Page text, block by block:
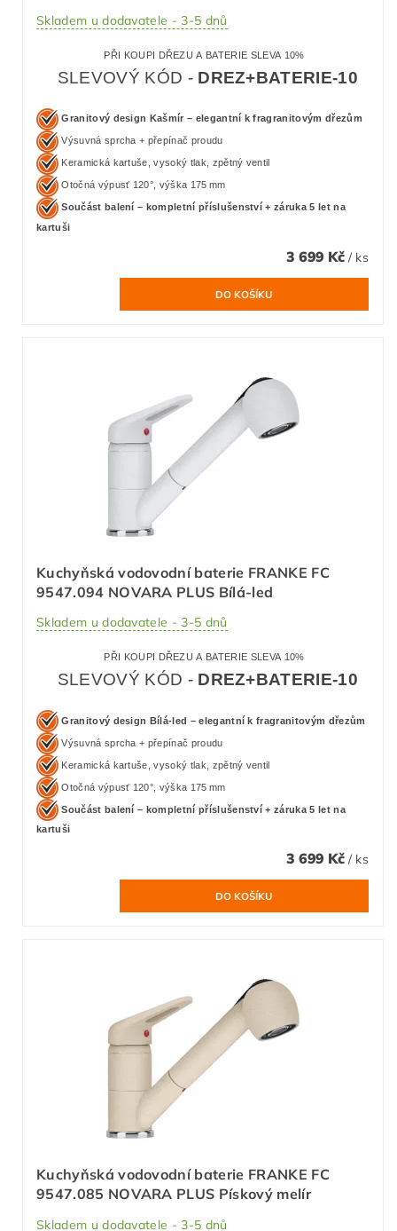
Skladem u dodavatele - 3-5 dnů
PŘI KOUPI DŘEZU A BATERIE SLEVA 10%
SLEVOVÝ KÓD - DREZ+BATERIE-10
Granitový design Kašmír – elegantní k fragranitovým dřezům
Výsuvná sprcha + přepínač proudu
Keramická kartuše, vysoký tlak, zpětný ventil
Otočná výpusť 120°, výška 175 mm
Součást balení – kompletní příslušenství + záruka 5 let na
kartuši
3 699 Kč / ks
Kuchyňská vodovodní baterie FRANKE FC
9547.094 NOVARA PLUS Bílá-led
Skladem u dodavatele - 3-5 dnů
PŘI KOUPI DŘEZU A BATERIE SLEVA 10%
SLEVOVÝ KÓD - DREZ+BATERIE-10
Granitový design Bílá-led – elegantní k fragranitovým dřezům
Výsuvná sprcha + přepínač proudu
Keramická kartuše, vysoký tlak, zpětný ventil
Otočná výpusť 120°, výška 175 mm
Součást balení – kompletní příslušenství + záruka 5 let na
kartuši
3 699 Kč / ks
Kuchyňská vodovodní baterie FRANKE FC
9547.085 NOVARA PLUS Pískový melír
Skladem u dodavatele - 3-5 dnů